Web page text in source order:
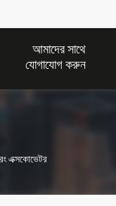
আমাদের সাথে
যোগাযোগ করুন
এক্সকোভেটর